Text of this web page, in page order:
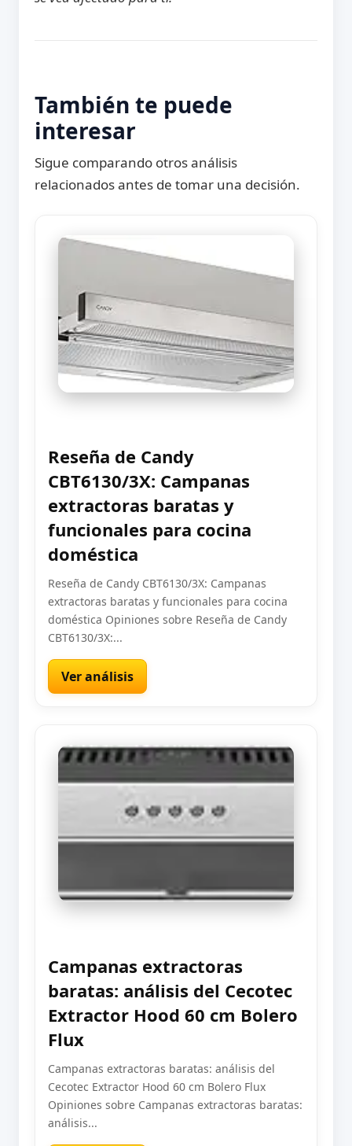
También te puede
interesar
Sigue comparando otros análisis
relacionados antes de tomar una decisión.
Reseña de Candy
CBT6130/3X: Campanas
extractoras baratas y
funcionales para cocina
doméstica
Reseña de Candy CBT6130/3X: Campanas
extractoras baratas y funcionales para cocina
doméstica Opiniones sobre Reseña de Candy
CBT6130/3X:...
Ver análisis
Campanas extractoras
baratas: análisis del Cecotec
Extractor Hood 60 cm Bolero
Flux
Campanas extractoras baratas: análisis del
Cecotec Extractor Hood 60 cm Bolero Flux
Opiniones sobre Campanas extractoras baratas:
análisis...